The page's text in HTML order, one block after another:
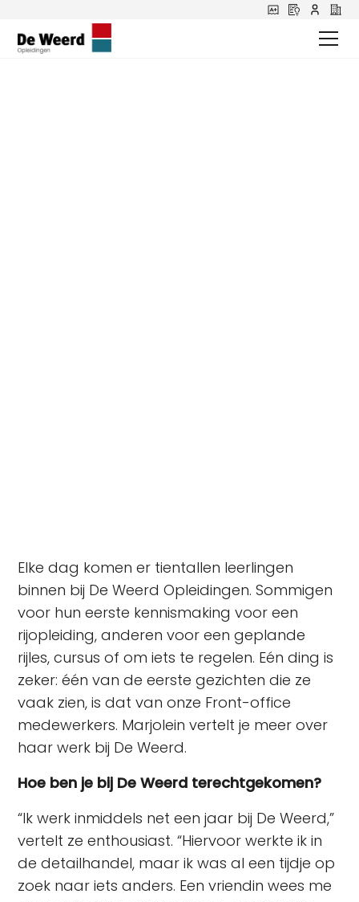
Elke dag komen er tientallen leerlingen
binnen bij De Weerd Opleidingen. Sommigen
voor hun eerste kennismaking voor een
rijopleiding, anderen voor een geplande
rijles, cursus of om iets te regelen. Eén ding is
zeker: één van de eerste gezichten die ze
vaak zien, is dat van onze Front-office
medewerkers. Marjolein vertelt je meer over
haar werk bij De Weerd.
Hoe ben je bij De Weerd terechtgekomen?
“Ik werk inmiddels net een jaar bij De Weerd,”
vertelt ze enthousiast. “Hiervoor werkte ik in
de detailhandel, maar ik was al een tijdje op
zoek naar iets anders. Een vriendin wees me